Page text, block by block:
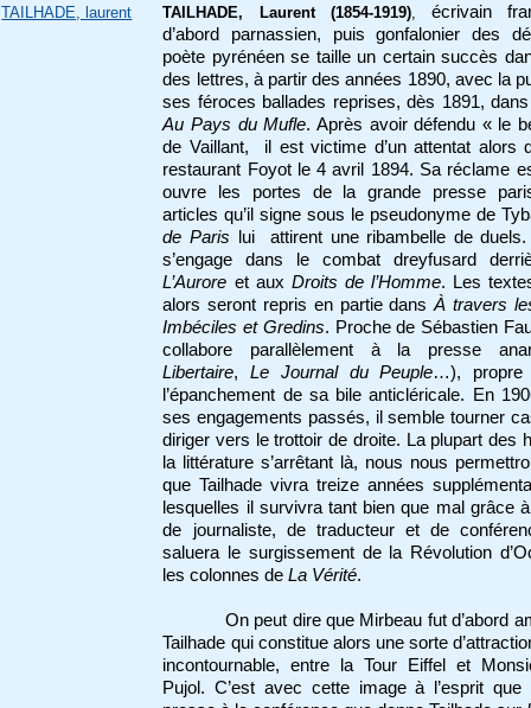
TAILHADE, laurent TAILHADE, Laurent (1854-1919), écrivain
d’abord parnassien, puis gonfalonier des
poète pyrénéen se taille un certain succès
des lettres, à partir des années 1890, avec la
ses féroces ballades reprises, dès 1891,
Au Pays du Mufle. Après avoir défendu « le
de Vaillant, il est victime d’un attentat alors
restaurant Foyot le 4 avril 1894. Sa réclame
ouvre les portes de la grande presse
articles qu’il signe sous le pseudonyme de
de Paris lui attirent une ribambelle de duels.
s’engage dans le combat dreyfusard
L’Aurore et aux Droits de l’Homme. Les
alors seront repris en partie dansÀ travers
Imbéciles et Gredins. Proche de Sébastien
collabore parallèlement à la presse
Libertaire,Le Journal du Peuple…), propre
l’épanchement de sa bile anticléricale. En
ses engagements passés, il semble tourner
diriger vers le trottoir de droite. La plupart des
la littérature s’arrêtant là, nous nous
que Tailhade vivra treize années
lesquelles il survivra tant bien que mal grâce
de journaliste, de traducteur et de
saluera le surgissement de la Révolution
les colonnes deLa Vérité.
On peut dire que Mirbeau fut d’abord
Tailhade qui constitue alors une sorte
incontournable, entre la Tour Eiffel et
Pujol. C’est avec cette image à l’esprit que